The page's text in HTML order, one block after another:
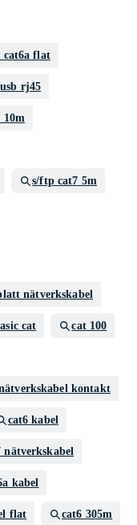
cat6a flat
usb rj45
10m
s/ftp cat7 5m
nätverkskabel
cat cat 100
kontakt
cat6 kabel
nätverkskabel
kabel
flat cat6 305m